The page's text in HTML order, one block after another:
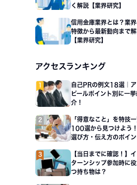
く解説【業界研究】
信用金庫業界とは？業界
特徴から最新動向まで解
【業界研究】
アクセスランキング
自己PRの例文18選｜ア
ピールポイント別に一
介！
「得意なこと」を特技
100選から見つけよう！
選び方・伝え方のポイン
【当日までに確認！】
ターンシップ参加時に役
つ持ち物は？